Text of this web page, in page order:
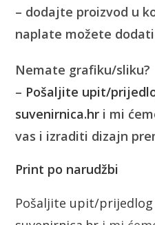
– dodajte proizvod u
naplate možete
Nemate grafiku/sliku?
– Pošaljite upit/
suvenirnica.hr i mi
vas i izraditi dizajn
Print po narudžbi
Pošaljite upit/prijedlog